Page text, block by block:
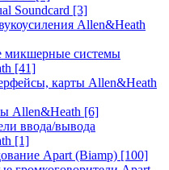
Soundcard [3]
Allen&Heath
системы
[41]
карты Allen&Heath
Allen&Heath [6]
ввода/вывода
[1]
Apart (Biamp) [100]